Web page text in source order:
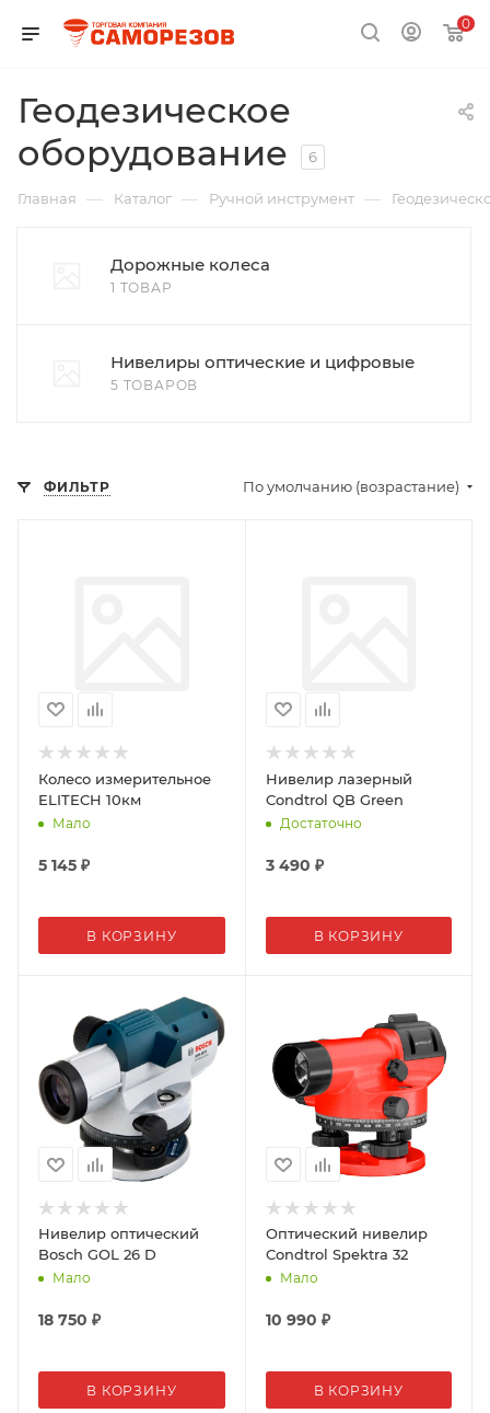
0
Геодезическое
оборудование
6
Главная — Каталог — Ручной инструмент —
Дорожные колеса
1 ТОВАР
Нивелиры оптические и цифровые
5 ТОВАРОВ
ФИЛЬТР По умолчанию (возрастание)
Колесо измерительное
ELITECH 10км
Мало
5 145 ₽
В КОРЗИНУ
Нивелир лазерный
Condtrol QB Green
Достаточно
3 490 ₽
В КОРЗИНУ
Нивелир оптический
Bosch GOL 26 D
Мало
18 750 ₽
В КОРЗИНУ
Оптический нивелир
Condtrol Spektra 32
Мало
10 990 ₽
В КОРЗИНУ